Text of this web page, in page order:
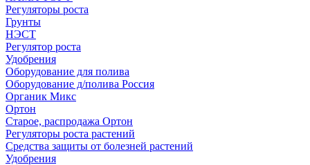
Регуляторы роста
Грунты
НЭСТ
Регулятор роста
Удобрения
Оборудование для полива
Оборудование д/полива Россия
Органик Микс
Ортон
Старое, распродажа Ортон
Регуляторы роста растений
Средства защиты от болезней растений
Удобрения